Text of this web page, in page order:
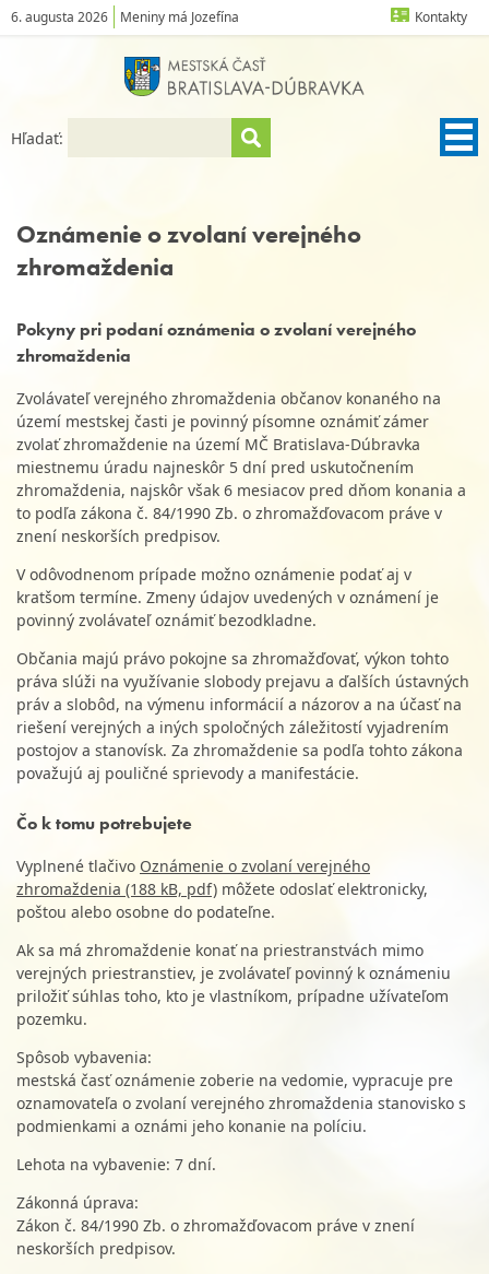
6. augusta 2026 Meniny má Jozefína Kontakty
Hľadať:
Oznámenie o zvolaní verejného
zhromaždenia
Pokyny pri podaní oznámenia o zvolaní verejného
zhromaždenia
Zvolávateľ verejného zhromaždenia občanov konaného na
území mestskej časti je povinný písomne oznámiť zámer
zvolať zhromaždenie na území MČ Bratislava-Dúbravka
miestnemu úradu najneskôr 5 dní pred uskutočnením
zhromaždenia, najskôr však 6 mesiacov pred dňom konania a
to podľa zákona č. 84/1990 Zb. o zhromažďovacom práve v
znení neskorších predpisov.
V odôvodnenom prípade možno oznámenie podať aj v
kratšom termíne. Zmeny údajov uvedených v oznámení je
povinný zvolávateľ oznámiť bezodkladne.
Občania majú právo pokojne sa zhromažďovať, výkon tohto
práva slúži na využívanie slobody prejavu a ďalších ústavných
práv a slobôd, na výmenu informácií a názorov a na účasť na
riešení verejných a iných spoločných záležitostí vyjadrením
postojov a stanovísk. Za zhromaždenie sa podľa tohto zákona
považujú aj pouličné sprievody a manifestácie.
Čo k tomu potrebujete
Vyplnené tlačivo Oznámenie o zvolaní verejného
zhromaždenia (188 kB, pdf) môžete odoslať elektronicky,
poštou alebo osobne do podateľne.
Ak sa má zhromaždenie konať na priestranstvách mimo
verejných priestranstiev, je zvolávateľ povinný k oznámeniu
priložiť súhlas toho, kto je vlastníkom, prípadne užívateľom
pozemku.
Spôsob vybavenia:
mestská časť oznámenie zoberie na vedomie, vypracuje pre
oznamovateľa o zvolaní verejného zhromaždenia stanovisko s
podmienkami a oznámi jeho konanie na políciu.
Lehota na vybavenie: 7 dní.
Zákonná úprava:
Zákon č. 84/1990 Zb. o zhromažďovacom práve v znení
neskorších predpisov.